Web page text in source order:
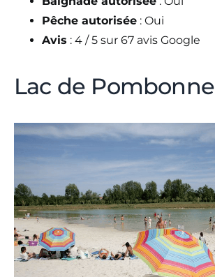
Pêche autorisée : Oui
Avis : 4 / 5 sur 67 avis Google
Lac de Pombonne